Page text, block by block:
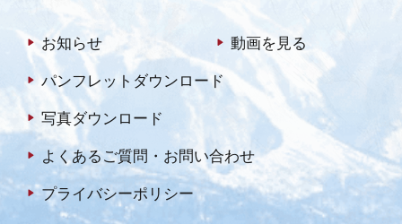
お知らせ 動画を見る
パンフレットダウンロード
写真ダウンロード
よくあるご質問・お問い合わせ
プライバシーポリシー